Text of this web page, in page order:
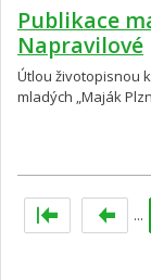
Publikace
Napravilové
Útlou životopisnou
mladých „Maják
...